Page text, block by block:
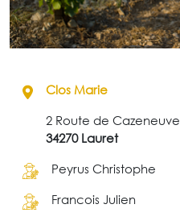
Clos Marie
2 Route de Cazeneuve
34270 Lauret
Peyrus Christophe
Francois Julien